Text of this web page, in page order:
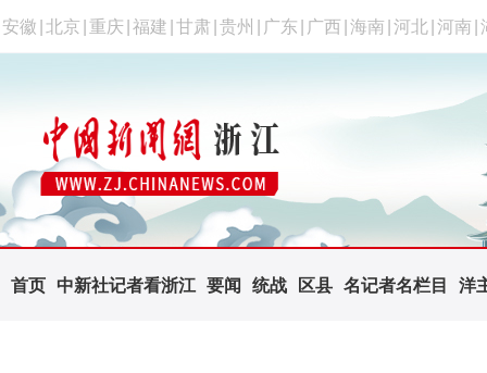
安徽 北京 重庆 福建 甘肃 贵州 广东 广西 海南 河北 河南
首页 中新社记者看浙江 要闻 统战 区县 名记者名栏目 洋